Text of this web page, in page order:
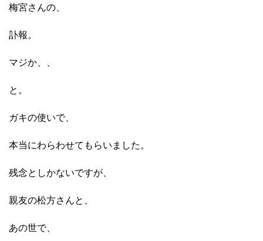
梅宮さんの、
訃報。
マジか、、
と。
ガキの使いで、
本当にわらわせてもらいました。
残念としかないですが、
親友の松方さんと、
あの世で、